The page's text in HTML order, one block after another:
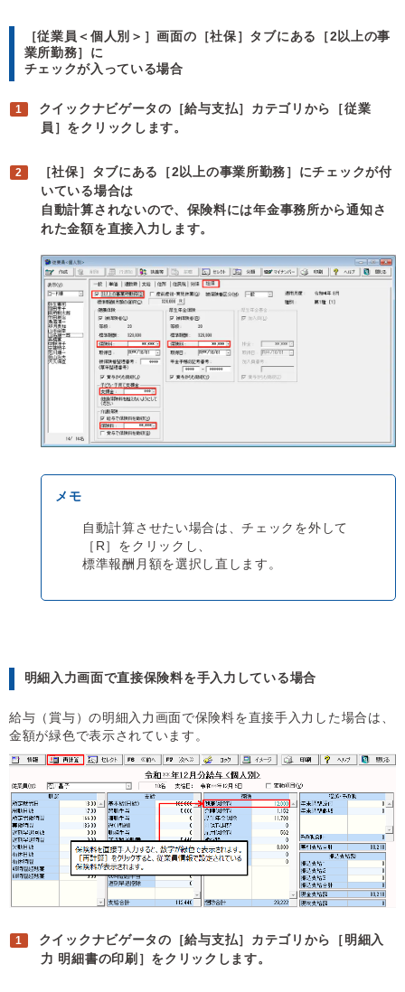
［従業員＜個人別＞］画面の［社保］タブにある［2以上の事
業所勤務］に
チェックが入っている場合
クイックナビゲータの［給与支払］カテゴリから［従業
員］をクリックします。
［社保］タブにある［2以上の事業所勤務］にチェックが付
いている場合は
自動計算されないので、保険料には年金事務所から通知さ
れた金額を直接入力します。
自動計算させたい場合は、チェックを外して
［R］をクリックし、
標準報酬月額を選択し直します。
明細入力画面で直接保険料を手入力している場合
給与（賞与）の明細入力画面で保険料を直接手入力した場合は、
金額が緑色で表示されています。
クイックナビゲータの［給与支払］カテゴリから［明細入
力 明細書の印刷］をクリックします。